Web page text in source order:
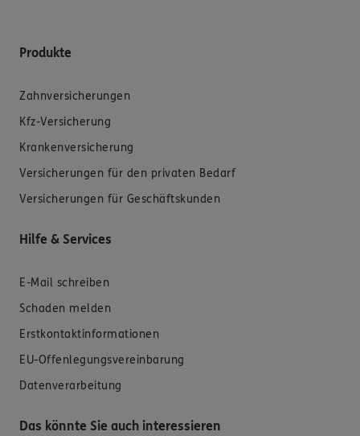
Produkte
Zahnversicherungen
Kfz-Versicherung
Krankenversicherung
Versicherungen für den privaten Bedarf
Versicherungen für Geschäftskunden
Hilfe & Services
E-Mail schreiben
Schaden melden
Erstkontaktinformationen
EU-Offenlegungsvereinbarung
Datenverarbeitung
Das könnte Sie auch interessieren